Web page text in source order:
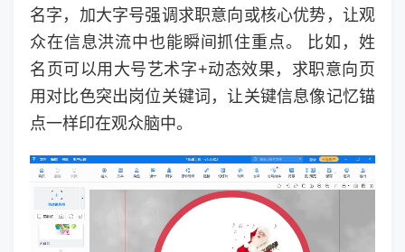
名字，加大字号强调求职意向或核心优势，让观
众在信息洪流中也能瞬间抓住重点。 比如，姓
名页可以用大号艺术字+动态效果，求职意向页
用对比色突出岗位关键词，让关键信息像记忆锚
点一样印在观众脑中。